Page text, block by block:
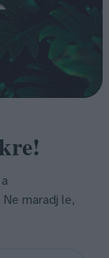
maradj le,